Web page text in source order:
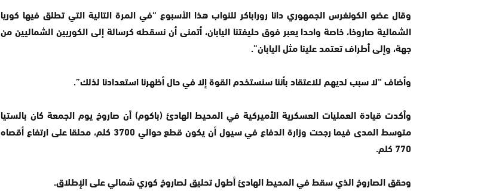
وقال عضو الكونغرس الجمهوري دانا روراباكر للنواب هذا الأسبوع “في المرة التالية التي تطلق فيها كوريا
الشمالية صاروخا، خاصة واحدا يعبر فوق حليفتنا اليابان، أتمنى أن نسقطه كرسالة إلى الكوريين الشماليين من
جهة، وإلى أطراف تعتمد علينا مثل اليابان”.
وأضاف “لا سبب لديهم للاعتقاد بأننا سنستخدم القوة إلا في حال أظهرنا استعدادنا لذلك”.
وأكدت قيادة العمليات العسكرية الأميركية في المحيط الهادئ (باكوم) أن صاروخ يوم الجمعة كان بالستيا
متوسط المدى فيما رجحت وزارة الدفاع في سيول أن يكون قطع حوالي 3700 كلم، محلقا على ارتفاع أقصاه
770 كلم.
وحقق الصاروخ الذي سقط في المحيط الهادئ أطول تحليق لصاروخ كوري شمالي على الإطلاق.